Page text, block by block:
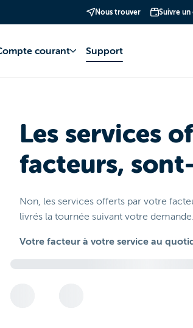
Nous trouver Suivre
courant Support
Les services
facteurs,
Non, les services offerts par votre
livrés la tournée suivant votre demande.
Votre facteur à votre service au